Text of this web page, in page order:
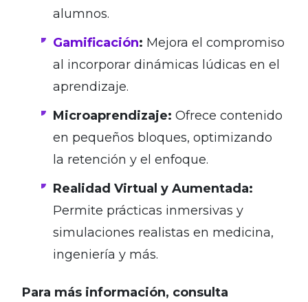
alumnos.
Gamificación: Mejora el compromiso
al incorporar dinámicas lúdicas en el
aprendizaje.
Microaprendizaje: Ofrece contenido
en pequeños bloques, optimizando
la retención y el enfoque.
Realidad Virtual y Aumentada:
Permite prácticas inmersivas y
simulaciones realistas en medicina,
ingeniería y más.
Para más información, consulta